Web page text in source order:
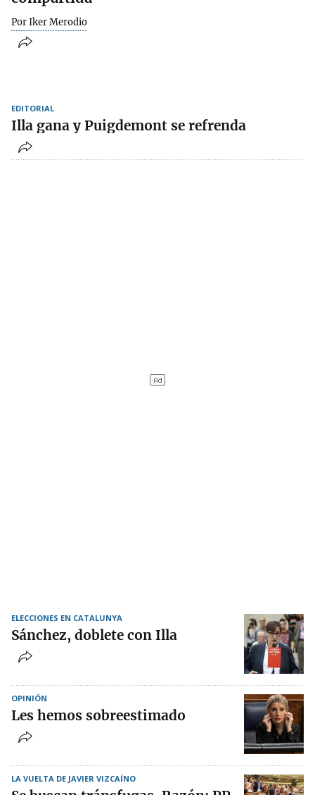
Por Iker Merodio
EDITORIAL
Illa gana y Puigdemont se refrenda
ELECCIONES EN CATALUNYA
Sánchez, doblete con Illa
OPINIÓN
Les hemos sobreestimado
LA VUELTA DE JAVIER VIZCAÍNO